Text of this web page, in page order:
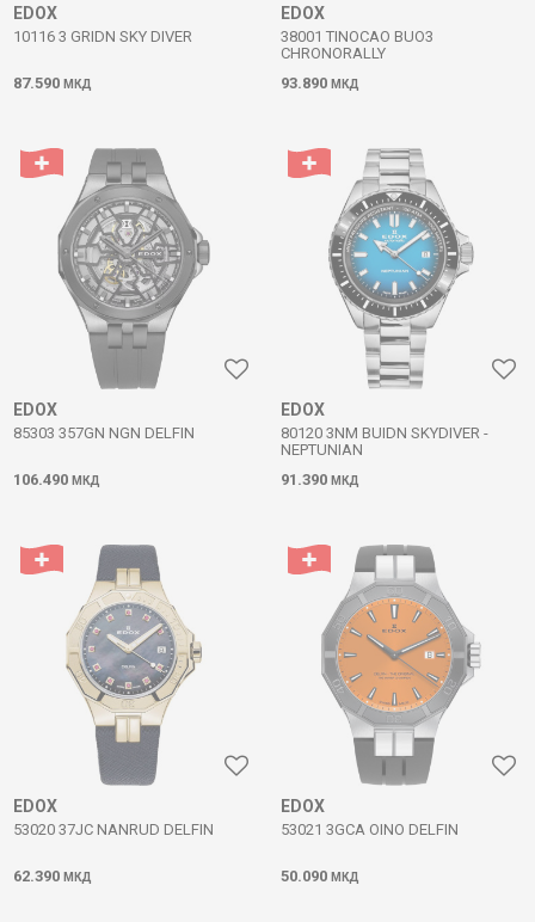
EDOX
10116 3 GRIDN SKY DIVER
87.590 МКД
EDOX
38001 TINOCAO BUO3
CHRONORALLY
93.890 МКД
EDOX
85303 357GN NGN DELFIN
106.490 МКД
EDOX
80120 3NM BUIDN SKYDIVER -
NEPTUNIAN
91.390 МКД
EDOX
53020 37JC NANRUD DELFIN
62.390 МКД
EDOX
53021 3GCA OINO DELFIN
50.090 МКД